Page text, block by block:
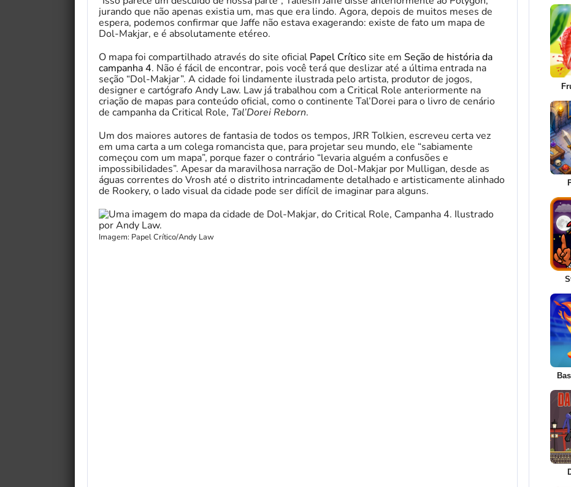
jurando que não apenas existia um, mas que era lindo. Agora, depois de muitos meses de
espera, podemos confirmar que Jaffe não estava exagerando: existe de fato um mapa de
Dol-Makjar, e é absolutamente etéreo.
O mapa foi compartilhado através do site oficial Papel Crítico site em Seção de história da
campanha 4. Não é fácil de encontrar, pois você terá que deslizar até a última entrada na
seção “Dol-Makjar”. A cidade foi lindamente ilustrada pelo artista, produtor de jogos,
designer e cartógrafo Andy Law. Law já trabalhou com a Critical Role anteriormente na
criação de mapas para conteúdo oficial, como o continente Tal’Dorei para o livro de cenário
de campanha da Critical Role, Tal’Dorei Reborn.
Um dos maiores autores de fantasia de todos os tempos, JRR Tolkien, escreveu certa vez
em uma carta a um colega romancista que, para projetar seu mundo, ele “sabiamente
começou com um mapa”, porque fazer o contrário “levaria alguém a confusões e
impossibilidades”. Apesar da maravilhosa narração de Dol-Makjar por Mulligan, desde as
águas correntes do Vrosh até o distrito intrincadamente detalhado e artisticamente alinhado
de Rookery, o lado visual da cidade pode ser difícil de imaginar para alguns.
Imagem: Papel Crítico/Andy Law